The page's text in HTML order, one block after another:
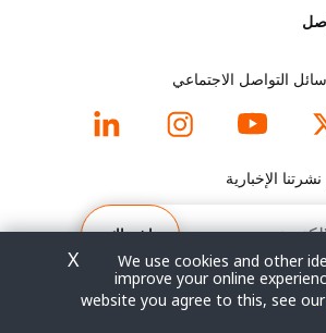
n
d
f
o
o
t
e
التواصل الاجتماعي
الإخبارية
اشتراك
We use cookies and other
improve your online
website you agree to this, see our
X